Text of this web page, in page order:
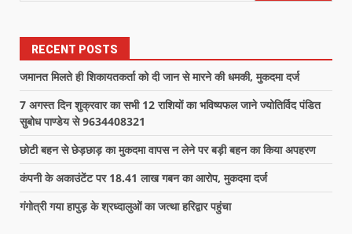
RECENT POSTS
जमानत मिलते ही शिकायतकर्ता को दी जान से मारने की धमकी, मुकदमा दर्ज
7 अगस्त दिन शुक्रवार का सभी 12 राशियों का भविष्यफल जाने ज्योतिर्विद पंडित
सुबोध पाण्डेय से 9634408321
छोटी बहन से छेड़छाड़ का मुकदमा वापस न लेने पर बड़ी बहन का किया अपहरण
कंपनी के अकाउंटेंट पर 18.41 लाख गबन का आरोप, मुकदमा दर्ज
गंगोत्री गया हापुड़ के श्रध्दालुओं का जत्था हरिद्वार पहुंचा